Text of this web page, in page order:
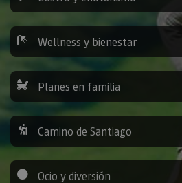
Wellness y bienestar
Planes en familia
Camino de Santiago
Ocio y diversión